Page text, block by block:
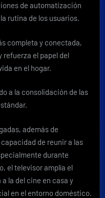
de automatización
rutina de los usuarios.
completa y conectada,
refuerza el papel del
en el hogar.
a la consolidación de las
además de
de reunir a las
durante
el televisor amplía el
la del cine en casa y
en el entorno doméstico.